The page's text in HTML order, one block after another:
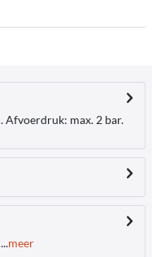
Afvoerdruk: max. 2 bar.
meer